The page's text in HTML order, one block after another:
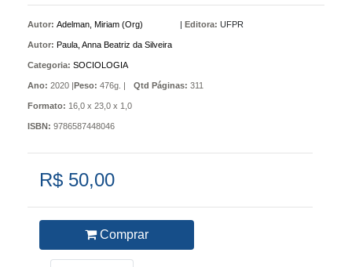
Autor: Adelman, Miriam (Org)
Autor: Paula, Anna Beatriz da Silveira
Editora: UFPR
Categoria: SOCIOLOGIA
Ano: 2020 | Peso: 476g. | Qtd Páginas: 311
Formato: 16,0 x 23,0 x 1,0
ISBN: 9786587448046
R$ 50,00
Comprar